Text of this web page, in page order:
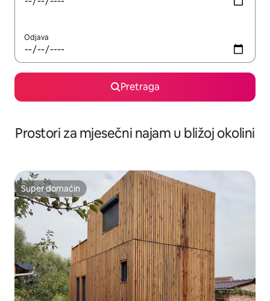
Odjava
Pretraga
Prostori za mjesečni najam u bližoj okolini
Super domaćin
Super domaćin